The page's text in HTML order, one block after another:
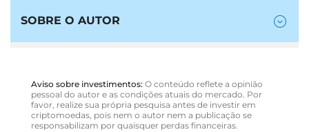
SOBRE O AUTOR
Aviso sobre investimentos: O conteúdo reflete a opinião
pessoal do autor e as condições atuais do mercado. Por
favor, realize sua própria pesquisa antes de investir em
criptomoedas, pois nem o autor nem a publicação se
responsabilizam por quaisquer perdas financeiras.